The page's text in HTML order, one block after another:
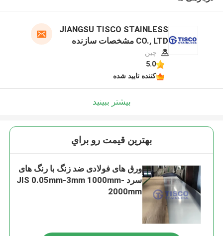
JIANGSU TISCO STAINLESS
CO., LTD مشخصات سازنده
چین
5.0
کننده تایید شده
بیشتر ببینید
بهترين قيمت رو براي
ورق های فولادی ضد زنگ با رنگ های
سرد JIS 0.05mm-3mm 1000mm-
2000mm